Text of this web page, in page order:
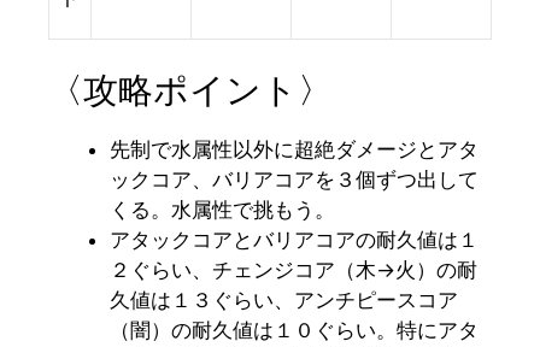
〈攻略ポイント〉
先制で水属性以外に超絶ダメージとアタ
ックコア、バリアコアを３個ずつ出して
くる。水属性で挑もう。
アタックコアとバリアコアの耐久値は１
２ぐらい、チェンジコア（木→火）の耐
久値は１３ぐらい、アンチピースコア
（闇）の耐久値は１０ぐらい。特にアタ